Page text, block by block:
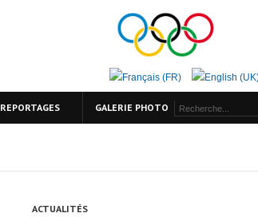
REPORTAGES GALERIE PHOTO
ACTUALITÉS